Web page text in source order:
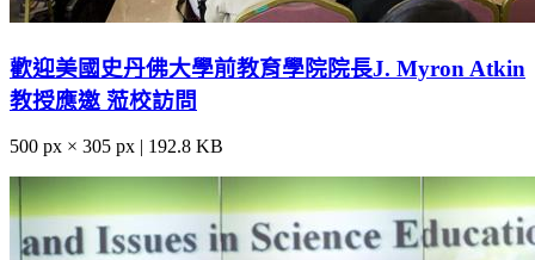
歡迎美國史丹佛大學前教育學院院長J. Myron Atkin
教授應邀 蒞校訪問
500 px × 305 px | 192.8 KB